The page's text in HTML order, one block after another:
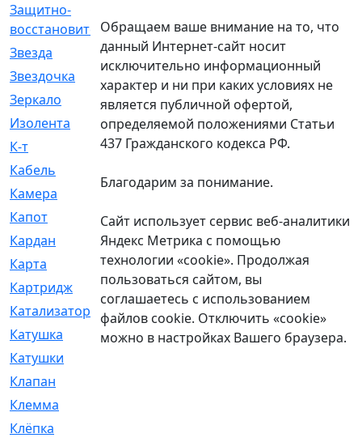
Защитно-
восстановительный
Звезда
[1]
Звездочка
[5]
Зеркало
[369]
Изолента
[1]
К-т
[13]
Кабель
Камера
[4]
Капот
[144]
Кардан
[131]
Карта
[2]
Картридж
[250]
Катализатор
[1]
Катушка
[2]
Катушки
Клапан
Клемма
Клёпка
Обращаем ваше внимание на то, что
данный Интернет-сайт носит
исключительно информационный
характер и ни при каких условиях не
является публичной офертой,
определяемой положениями Статьи
437 Гражданского кодекса РФ.
Благодарим за понимание.
Сайт использует сервис веб-аналитики
Яндекс Метрика с помощью
технологии «cookie». Продолжая
пользоваться сайтом, вы
соглашаетесь с использованием
файлов cookie. Отключить «cookie»
можно в настройках Вашего браузера.